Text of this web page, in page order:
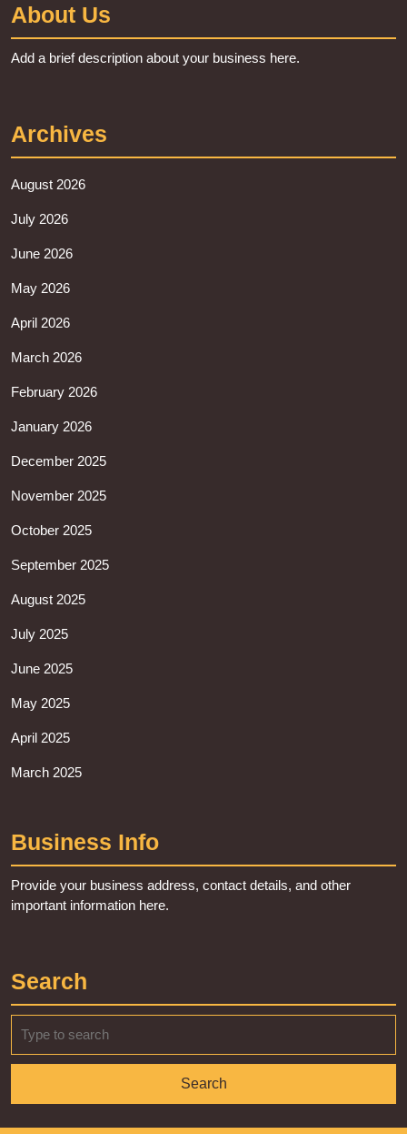
About Us
Add a brief description about your business here.
Archives
August 2026
July 2026
June 2026
May 2026
April 2026
March 2026
February 2026
January 2026
December 2025
November 2025
October 2025
September 2025
August 2025
July 2025
June 2025
May 2025
April 2025
March 2025
Business Info
Provide your business address, contact details, and other
important information here.
Search
for: